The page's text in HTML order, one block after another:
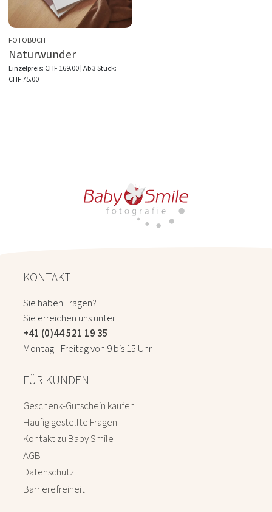
FOTOBUCH
Naturwunder
Einzelpreis: CHF 169.00| Ab 3 Stück:
CHF 75.00
KONTAKT
Sie haben Fragen?
Sie erreichen uns unter:
+41 (0)44 521 19 35
Montag - Freitag von 9 bis 15 Uhr
FÜR KUNDEN
Geschenk-Gutschein kaufen
Häufig gestellte Fragen
Kontakt zu Baby Smile
AGB
Datenschutz
Barrierefreiheit